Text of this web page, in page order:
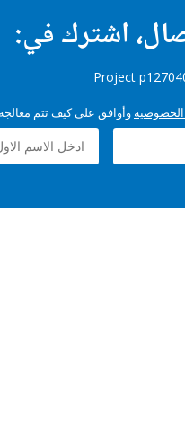
اشترك في:
الخصوصية وأوافق على كيف تتم معالجة